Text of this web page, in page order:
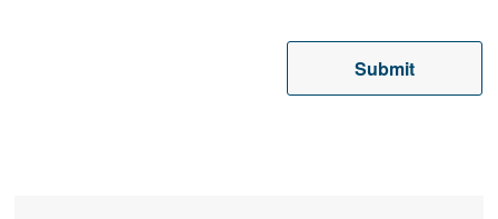
Submit